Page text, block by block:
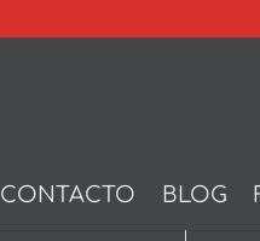
CONTACTO BLOG